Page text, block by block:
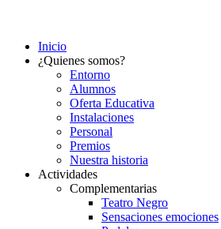
Inicio
¿Quienes somos?
Entorno
Alumnos
Oferta Educativa
Instalaciones
Personal
Premios
Nuestra historia
Actividades
Complementarias
Teatro Negro
Sensaciones emociones